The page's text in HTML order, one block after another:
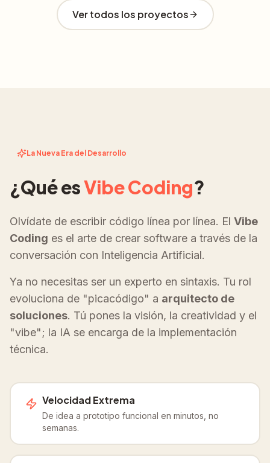
Ver todos los proyectos
La Nueva Era del Desarrollo
¿Qué esVibe Coding?
Olvídate de escribir código línea por línea. El Vibe
Coding es el arte de crear software a través de la
conversación con Inteligencia Artificial.
Ya no necesitas ser un experto en sintaxis. Tu rol
evoluciona de "picacódigo" a arquitecto de
soluciones. Tú pones la visión, la creatividad y el
"vibe"; la IA se encarga de la implementación
técnica.
Velocidad Extrema
De idea a prototipo funcional en minutos, no
semanas.